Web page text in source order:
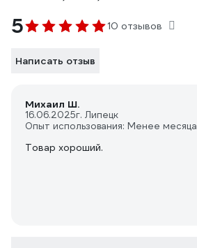
5 10 отзывов
Написать отзыв
Михаил Ш.
16.06.2025г. Липецк
Опыт использования: Менее месяца
Товар хороший.